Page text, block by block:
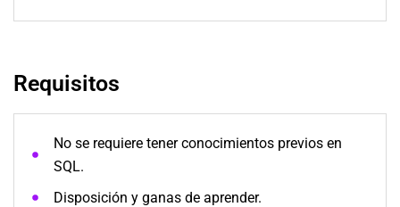
Requisitos
No se requiere tener conocimientos previos en
SQL.
Disposición y ganas de aprender.